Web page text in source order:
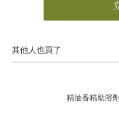
其他人也買了
精油香精助溶